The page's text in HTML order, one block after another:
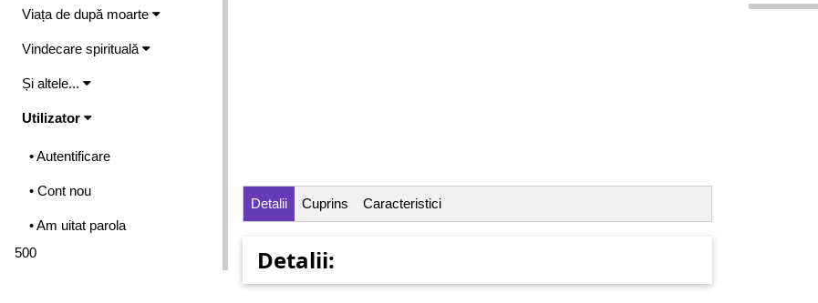
Viața de după moarte
Vindecare spirituală
Și altele...
Utilizator
• Autentificare
• Cont nou
• Am uitat parola
500
Detalii Cuprins Caracteristici
Detalii: